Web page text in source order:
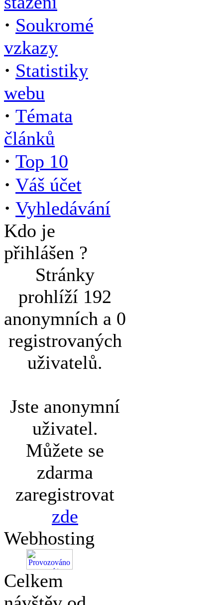
· Soukromé
vzkazy
· Statistiky
webu
· Témata
článků
· Top 10
· Váš účet
· Vyhledávání
Kdo je
přihlášen ?
Stránky
prohlíží 192
anonymních a 0
registrovaných
uživatelů.
Jste anonymní
uživatel.
Můžete se
zdarma
zaregistrovat
zde
Webhosting
Celkem